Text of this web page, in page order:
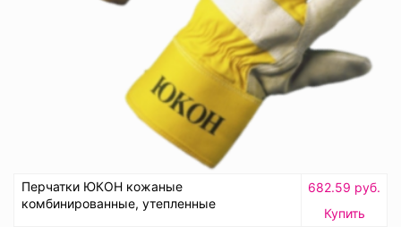
Перчатки ЮКОН кожаные
комбинированные, утепленные
682.59 руб.
Купить